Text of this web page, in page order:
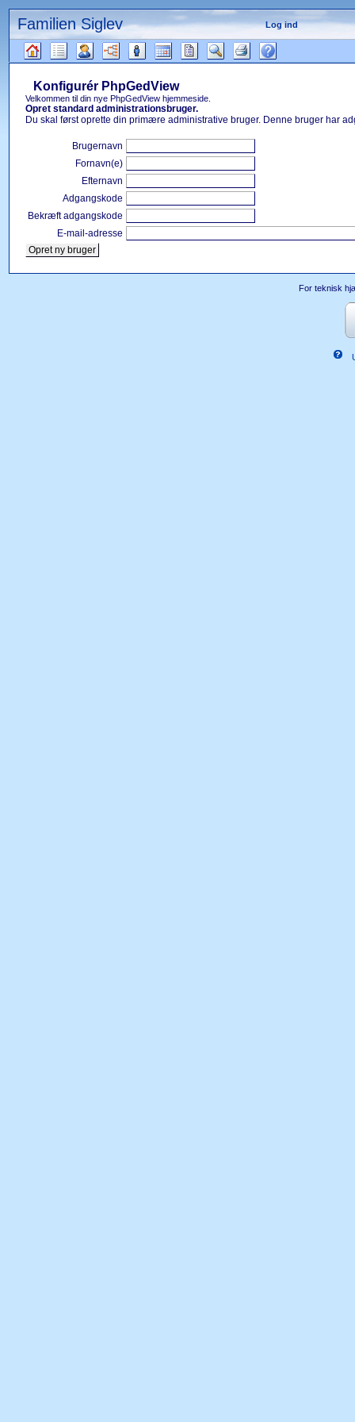
Familien Siglev Log ind
Gå
Læsetips
Konfigurér PhpGedView
Velkommen til din nye PhpGedView hjemmeside.
Opret standard administrationsbruger.
Du skal først oprette din primære administrative bruger. Denne bruger har
Brugernavn
Fornavn(e)
Efternavn
Adgangskode
Bekræft adgangskode
E-mail-adresse
For teknisk